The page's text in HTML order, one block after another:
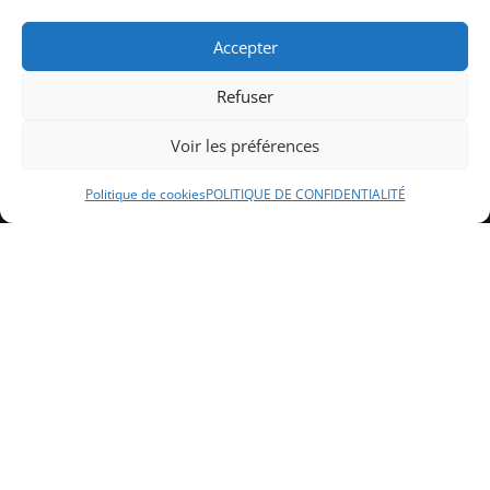
Accepter
Refuser
Voir les préférences
Politique de cookiesPOLITIQUE DE CONFIDENTIALITÉ